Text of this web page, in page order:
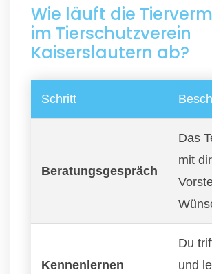
Wie läuft die
im Tierschutzverein
Kaiserslautern ab?
Schritt
Beratungsgespräch
Das
mit
Kennenlernen
Du
und